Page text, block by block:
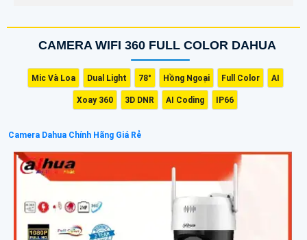
CAMERA WIFI 360 FULL COLOR DAHUA
Mic Và Loa Dual Light 78° Hồng Ngoại Full Color AI
Xoay 360 3D DNR AI Coding IP66
Camera Dahua Chính Hãng Giá Rẻ